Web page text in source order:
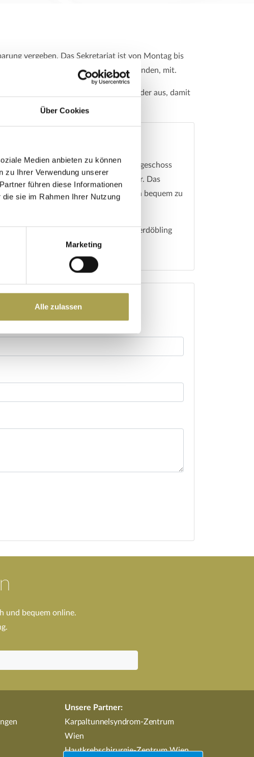
Über Cookies
Medien anbieten zu können
zu Ihrer Verwendung unserer
führen diese Informationen
sie im Rahmen Ihrer Nutzung
Marketing
Alle zulassen
vergeben. Das Sekretariat ist von Montag bis
sämtliche Vorbefunde, falls vorhanden, mit.
Sie alle mit einem * versehenen Felder aus, damit
Wien befindet sich im 1. Obergeschoss
ist barrierefrei über einen Lift erreichbar. Das
öffentlichen Verkehrsmitteln bequem zu
Linien S45, S38, jeweils Haltestelle Oberdöbling
39A, Haltestelle Obkirchergasse
und bequem online.
Unsere Partner:
Karpaltunnelsyndrom-Zentrum
Wien
Hautkrebschirurgie-Zentrum Wien